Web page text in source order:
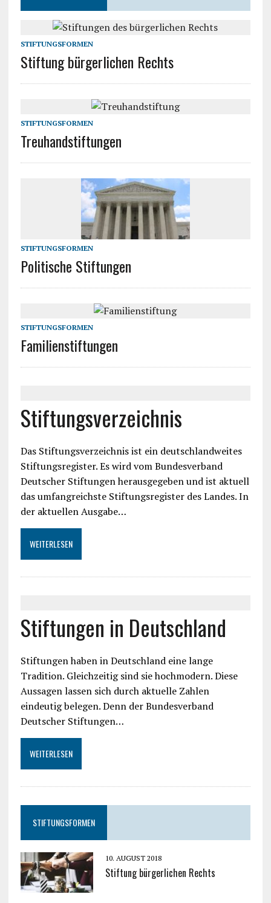
STIFTUNGSFORMEN
Stiftung bürgerlichen Rechts
STIFTUNGSFORMEN
Treuhandstiftungen
STIFTUNGSFORMEN
Politische Stiftungen
STIFTUNGSFORMEN
Familienstiftungen
Stiftungsverzeichnis
Das Stiftungsverzeichnis ist ein deutschlandweites
Stiftungsregister. Es wird vom Bundesverband
Deutscher Stiftungen herausgegeben und ist aktuell
das umfangreichste Stiftungsregister des Landes. In
der aktuellen Ausgabe…
WEITERLESEN
Stiftungen in Deutschland
Stiftungen haben in Deutschland eine lange
Tradition. Gleichzeitig sind sie hochmodern. Diese
Aussagen lassen sich durch aktuelle Zahlen
eindeutig belegen. Denn der Bundesverband
Deutscher Stiftungen…
WEITERLESEN
STIFTUNGSFORMEN
10. AUGUST 2018
Stiftung bürgerlichen Rechts